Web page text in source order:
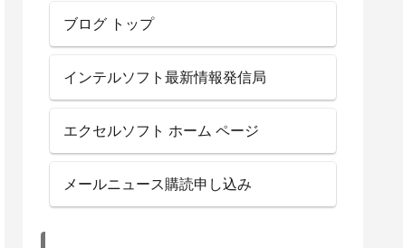
ブログ トップ
インテルソフト最新情報発信局
エクセルソフト ホーム ページ
メールニュース購読申し込み